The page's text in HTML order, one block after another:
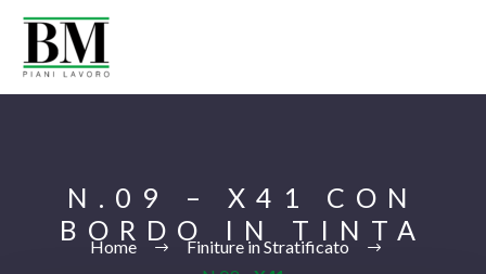
N.09 – X41 CON
BORDO IN TINTA
Home
Finiture in Stratificato